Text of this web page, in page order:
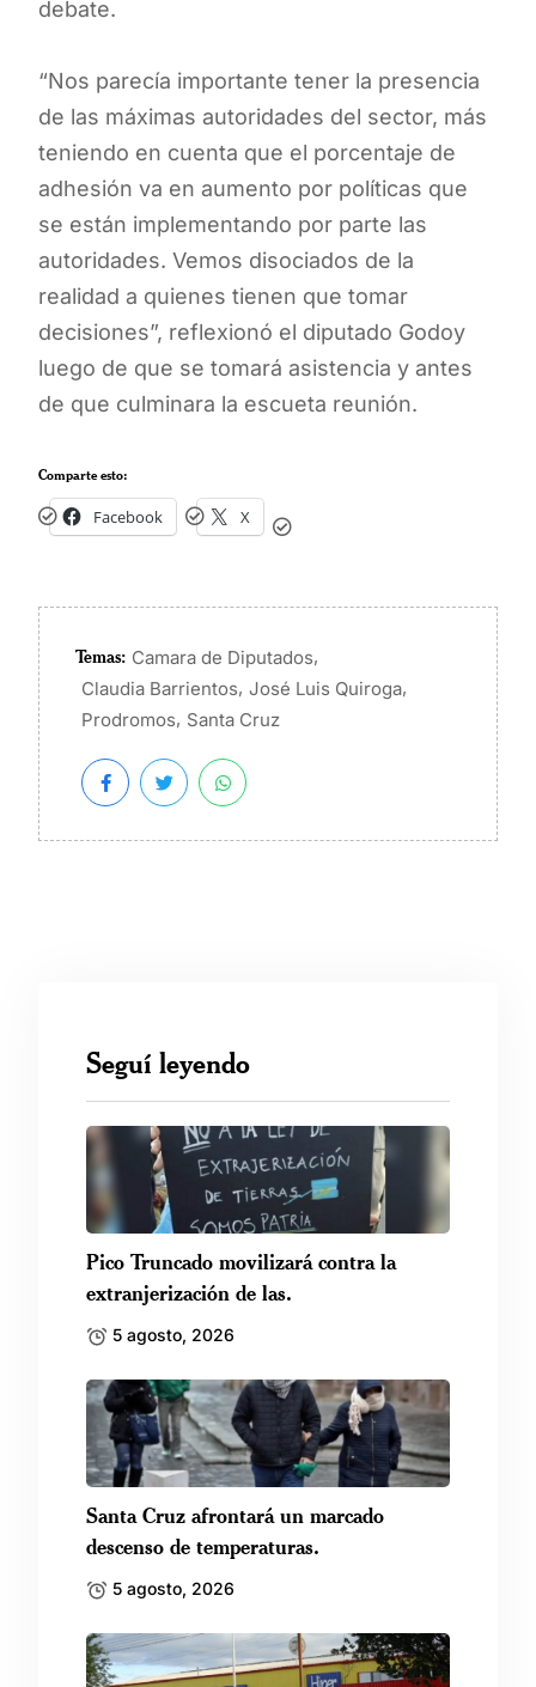
debate.
“Nos parecía importante tener la presencia
de las máximas autoridades del sector, más
teniendo en cuenta que el porcentaje de
adhesión va en aumento por políticas que
se están implementando por parte las
autoridades. Vemos disociados de la
realidad a quienes tienen que tomar
decisiones”, reflexionó el diputado Godoy
luego de que se tomará asistencia y antes
de que culminara la escueta reunión.
Comparte esto:
Facebook X
Temas: Camara de Diputados,
Claudia Barrientos, José Luis Quiroga,
Prodromos, Santa Cruz
Seguí leyendo
Pico Truncado movilizará contra la
extranjerización de las.
5 agosto, 2026
Santa Cruz afrontará un marcado
descenso de temperaturas.
5 agosto, 2026